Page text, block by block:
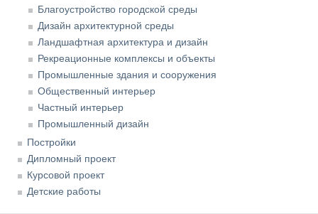
Благоустройство городской среды
Дизайн архитектурной среды
Ландшафтная архитектура и дизайн
Рекреационные комплексы и объекты
Промышленные здания и сооружения
Общественный интерьер
Частный интерьер
Промышленный дизайн
Постройки
Дипломный проект
Курсовой проект
Детские работы